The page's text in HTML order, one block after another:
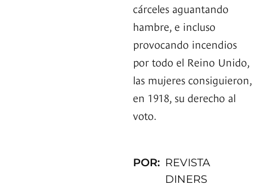
cárceles aguantando
hambre, e incluso
provocando incendios
por todo el Reino Unido,
las mujeres consiguieron,
en 1918, su derecho al
voto.
POR: REVISTA
DINERS